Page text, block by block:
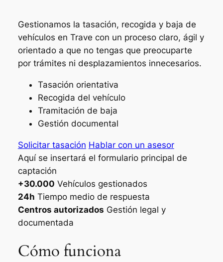
Gestionamos la tasación, recogida y baja de
vehículos en Trave con un proceso claro, ágil y
orientado a que no tengas que preocuparte
por trámites ni desplazamientos innecesarios.
Tasación orientativa
Recogida del vehículo
Tramitación de baja
Gestión documental
Solicitar tasación Hablar con un asesor
Aquí se insertará el formulario principal de
captación
+30.000 Vehículos gestionados
24h Tiempo medio de respuesta
Centros autorizados Gestión legal y
documentada
Cómo funciona